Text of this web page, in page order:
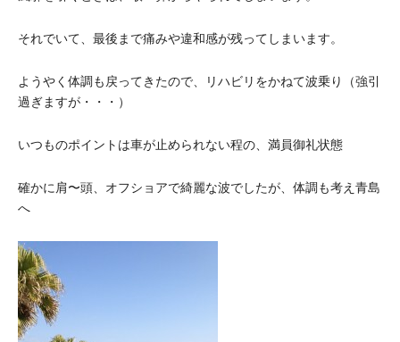
それでいて、最後まで痛みや違和感が残ってしまいます。
ようやく体調も戻ってきたので、リハビリをかねて波乗り（強引
過ぎますが・・・）
いつものポイントは車が止められない程の、満員御礼状態
確かに肩〜頭、オフショアで綺麗な波でしたが、体調も考え青島
へ